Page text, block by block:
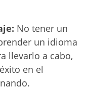
No tener un
un idioma
llevarlo a cabo,
en el